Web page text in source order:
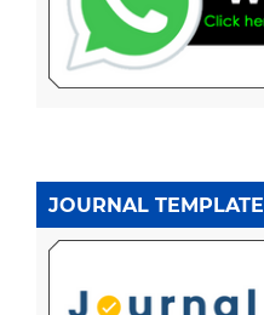
JOURNAL TEMPLATE